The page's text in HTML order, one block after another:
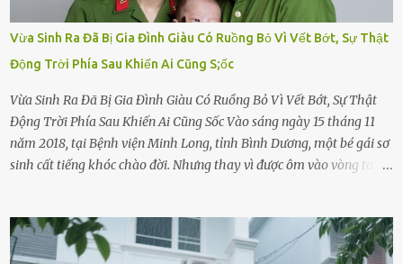
Vừa Sinh Ra Đã Bị Gia Đình Giàu Có Ruồng Bỏ Vì Vết Bớt, Sự Thật
Động Trời Phía Sau Khiến Ai Cũng S;ốc
Vừa Sinh Ra Đã Bị Gia Đình Giàu Có Ruồng Bỏ Vì Vết Bớt, Sự Thật
Động Trời Phía Sau Khiến Ai Cũng Sốc Vào sáng ngày 15 tháng 11
năm 2018, tại Bệnh viện Minh Long, tỉnh Bình Dương, một bé gái sơ
sinh cất tiếng khóc chào đời. Nhưng thay vì được ôm vào vòng tay
hảo, địa vị cao sang của ông Trần Quốc Tùng xem như điềm gở. Ông
Tùng, một doanh nhân quyền lực có tiếng ở Bình Dương, cùng vợ là